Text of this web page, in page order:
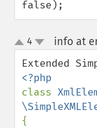
false);
up
down
4 info at
class
{